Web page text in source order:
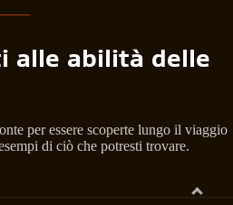
alle abilità delle
per essere scoperte lungo il viaggio
di ciò che potresti trovare.